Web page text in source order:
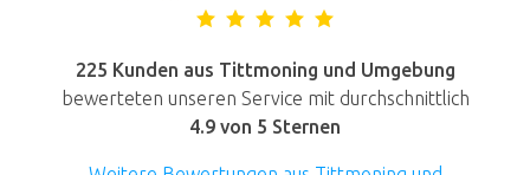
225 Kunden aus Tittmoning und Umgebung
bewerteten unseren Service mit durchschnittlich
4.9 von 5 Sternen